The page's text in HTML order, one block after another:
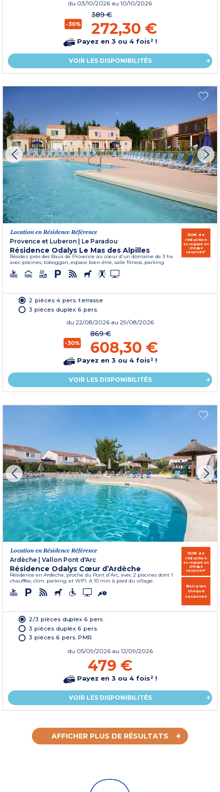
du 03/10/2026 au 10/10/2026
-30%
389 €
272,30 €
Payez en 3 ou 4 fois² !
VOIR LES DISPONIBILITÉS
Location en Résidence Référence
Provence et Luberon | Le Paradou
Résidence Odalys Le Mas des Alpilles
Résidez près des Baux de Provence au cœur d'un domaine de 3 ha
avec piscines, toboggan, espace bien-être, salle fitness, parking.
150€ de
réduction
en réglant en
chèque
vacances*
2 pièces 4 pers. terrasse
3 pièces duplex 6 pers.
du 22/08/2026 au 29/08/2026
-30%
869 €
608,30 €
Payez en 3 ou 4 fois² !
VOIR LES DISPONIBILITÉS
Location en Résidence Référence
Ardèche | Vallon Pont d'Arc
Résidence Odalys Cœur d’Ardèche
Résidence en Ardèche, proche du Pont d'Arc, avec 2 piscines dont 1
chauffée, clim, parking, et WIFI. A 10 min à pied du village.
150€ de
réduction
en réglant en
chèque
vacances*
Bon plan
chèque
vacances
2/3 pièces duplex 6 pers.
3 pièces duplex 6 pers.
3 pièces 6 pers. PMR
du 05/09/2026 au 12/09/2026
479 €
Payez en 3 ou 4 fois² !
VOIR LES DISPONIBILITÉS
AFFICHER PLUS DE RÉSULTATS